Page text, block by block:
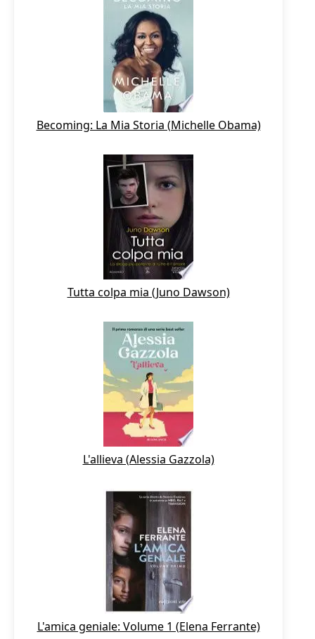
Becoming: La Mia Storia (Michelle Obama)
Tutta colpa mia (Juno Dawson)
L'allieva (Alessia Gazzola)
L'amica geniale: Volume 1 (Elena Ferrante)